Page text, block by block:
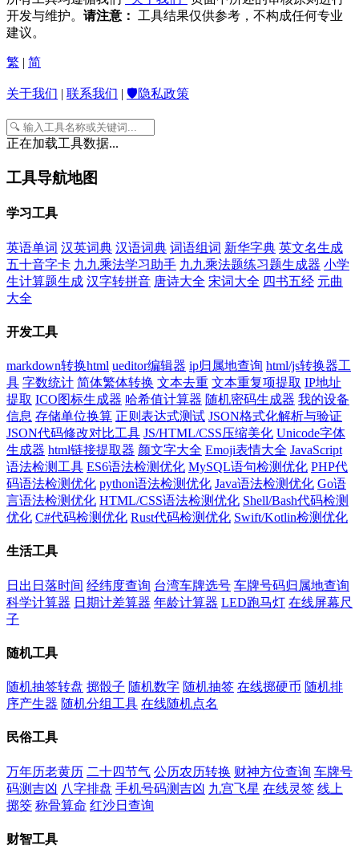
开发与维护。 请注意：
工具结果仅供参考，不构成任何专业
建议。
繁 | 简
关于我们 | 联系我们 | 🛡️隐私政策
正在加载工具数据...
工具导航地图
学习工具
英语单词 汉英词典 汉语词典 词语组词 新华字典 英文名生成
五十音字卡 九九乘法学习助手 九九乘法题练习题生成器 小学
生计算题生成 汉字转拼音 唐诗大全 宋词大全 四书五经 元曲
大全
开发工具
markdown转换html ueditor编辑器 ip归属地查询 html/js转换器工
具 字数统计 简体繁体转换 文本去重 文本重复项提取 IP地址
提取 ICO图标生成器 哈希值计算器 随机密码生成器 我的设备
信息 存储单位换算 正则表达式测试 JSON格式化解析与验证
JSON代码修改对比工具 JS/HTML/CSS压缩美化 Unicode字体
生成器 html链接提取器 颜文字大全 Emoji表情大全 JavaScript
语法检测工具 ES6语法检测优化 MySQL语句检测优化 PHP代
码语法检测优化 python语法检测优化 Java语法检测优化 Go语
言语法检测优化 HTML/CSS语法检测优化 Shell/Bash代码检测
优化 C#代码检测优化 Rust代码检测优化 Swift/Kotlin检测优化
生活工具
日出日落时间 经纬度查询 台湾车牌选号 车牌号码归属地查询
科学计算器 日期计差算器 年龄计算器 LED跑马灯 在线屏幕尺
子
随机工具
随机抽签转盘 掷骰子 随机数字 随机抽签 在线掷硬币 随机排
序产生器 随机分组工具 在线随机点名
民俗工具
万年历老黄历 二十四节气 公历农历转换 财神方位查询 车牌号
码测吉凶 八字排盘 手机号码测吉凶 九宫飞星 在线灵签 线上
掷筊 称骨算命 红沙日查询
财智工具